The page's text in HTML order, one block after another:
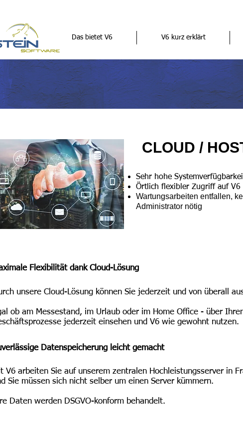
Das bietet V6 V6 kurz erklärt
CLOUD /
Sehr hohe
Örtlich flexibler Zugriff auf V6
Wartungsarbeiten entfallen,
Administrator nötig
Flexibilität dank Cloud-Lösung
unsere Cloud-Lösung können Sie jederzeit und von überall
ob am Messestand, im Urlaub oder im Home Office - über
jederzeit einsehen und V6 wie gewohnt nutzen.
Datenspeicherung leicht gemacht
V6 arbeiten Sie auf unserem zentralen Hochleistungsserver in
Sie müssen sich nicht selber um einen Server kümmern.
Daten werden DSGVO-konform behandelt.